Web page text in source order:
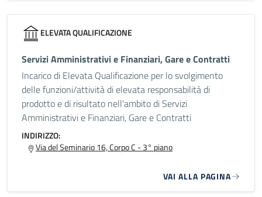
ELEVATA QUALIFICAZIONE
Servizi Amministrativi e Finanziari, Gare e Contratti
Incarico di Elevata Qualificazione per lo svolgimento
delle funzioni/attività di elevata responsabilità di
prodotto e di risultato nell'ambito di Servizi
Amministrativi e Finanziari, Gare e Contratti
INDIRIZZO:
Via del Seminario 16, Corpo C - 3° piano
VAI ALLA PAGINA